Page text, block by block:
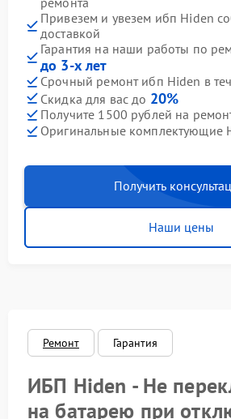
Привезем и увезем ибп Hiden
доставкой
Гарантия на наши работы по
до 3-х лет
Срочный ремонт ибп Hiden в
Скидка для вас до 20%
Получите 1500 рублей на
Оригинальные комплектующие
Получить
Наши цены
Ремонт Гарантия
ИБП Hiden - Не
на батарею при